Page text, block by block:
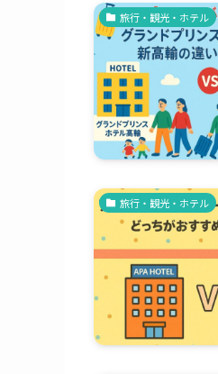
旅行・観光・ホテル
旅行・観光・ホテル